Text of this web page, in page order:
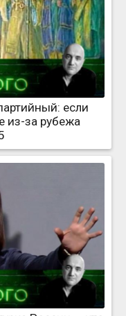
если
из-за рубежа